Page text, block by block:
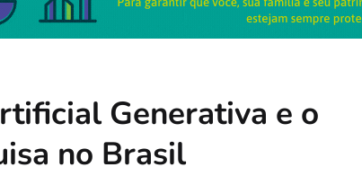
Generativa e o
no Brasil